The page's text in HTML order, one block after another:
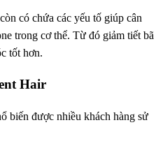
có chứa các yếu tố giúp cân
trong cơ thể. Từ đó giảm tiết bã
tốt hơn.
Hair